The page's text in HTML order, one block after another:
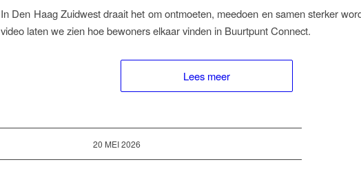
In Den Haag Zuidwest draait het om ontmoeten, meedoen en samen sterker
video laten we zien hoe bewoners elkaar vinden in Buurtpunt Connect.
Lees meer
20 MEI 2026